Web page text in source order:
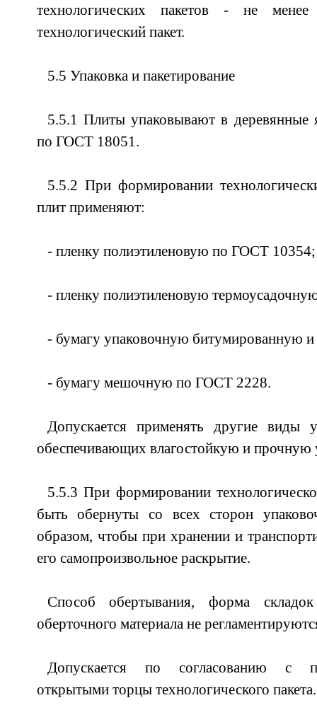
технологических пакетов - не
технологический пакет.
5.5 Упаковка и пакетирование
5.5.1 Плиты упаковывают в
по ГОСТ 18051.
5.5.2 При формировании
плит применяют:
- пленку полиэтиленовую по ГОСТ 10354;
- пленку полиэтиленовую
- бумагу упаковочную битумированную
- бумагу мешочную по ГОСТ 2228.
Допускается применять другие виды
обеспечивающих влагостойкую и прочную
5.5.3 При формировании
быть обернуты со всех сторон
образом, чтобы при хранении и
его самопроизвольное раскрытие.
Способ обертывания, форма
оберточного материала не
Допускается по согласованию с
открытыми торцы технологического пакета.